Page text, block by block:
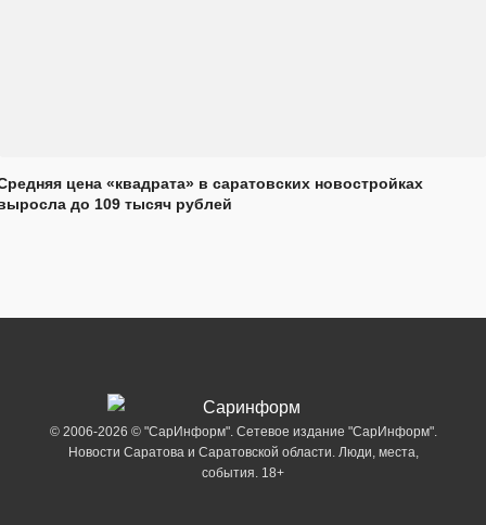
цена «квадрата» в саратовских новостройках
до 109 тысяч рублей
© 2006-2026 © "СарИнформ". Сетевое издание "СарИнформ".
Новости Саратова и Саратовской области. Люди, места,
события. 18+